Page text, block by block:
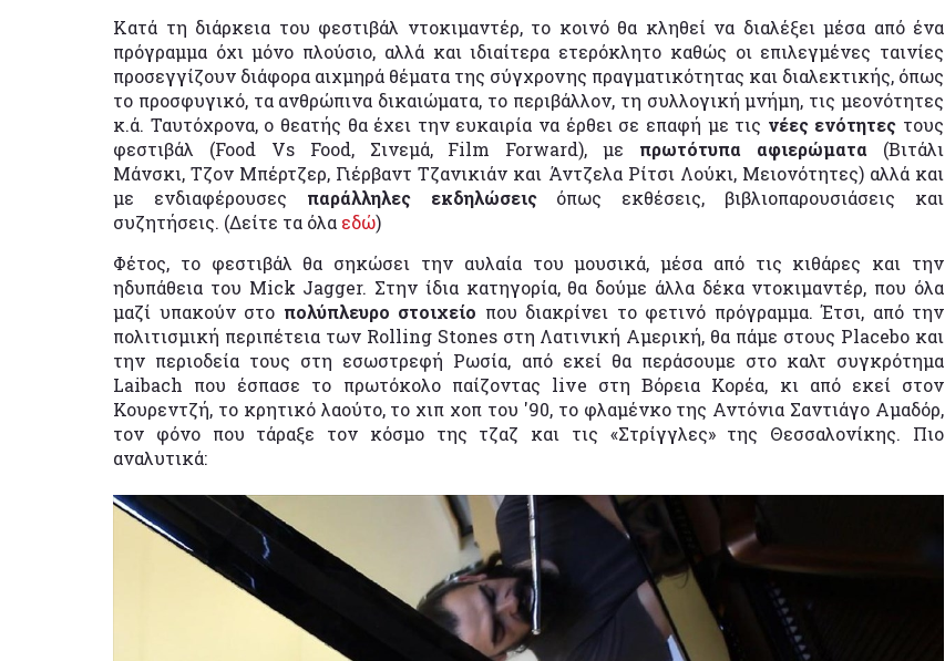
Κατά τη διάρκεια του φεστιβάλ ντοκιμαντέρ, το κοινό θα κληθεί να διαλέξει μέσα από ένα
πρόγραμμα όχι μόνο πλούσιο, αλλά και ιδιαίτερα ετερόκλητο καθώς οι επιλεγμένες ταινίες
προσεγγίζουν διάφορα αιχμηρά θέματα της σύγχρονης πραγματικότητας και διαλεκτικής, όπως
το προσφυγικό, τα ανθρώπινα δικαιώματα, το περιβάλλον, τη συλλογική μνήμη, τις μεονότητες
κ.ά. Ταυτόχρονα, ο θεατής θα έχει την ευκαιρία να έρθει σε επαφή με τις νέες ενότητες τους
φεστιβάλ (Food Vs Food, Σινεμά, Film Forward), με πρωτότυπα αφιερώματα (Βιτάλι
Μάνσκι, Τζον Μπέρτζερ, Γιέρβαντ Τζανικιάν και Άντζελα Ρίτσι Λούκι, Μειονότητες) αλλά και
με ενδιαφέρουσες παράλληλες εκδηλώσειςόπως εκθέσεις, βιβλιοπαρουσιάσεις και
συζητήσεις. (Δείτε τα όλα εδώ)
Φέτος, το φεστιβάλ θα σηκώσει την αυλαία του μουσικά, μέσα από τις κιθάρες και την
ηδυπάθεια του Mick Jagger. Στην ίδια κατηγορία, θα δούμε άλλα δέκα ντοκιμαντέρ, που όλα
μαζί υπακούν στο πολύπλευρο στοιχείο που διακρίνει το φετινό πρόγραμμα. Έτσι, από την
πολιτισμική περιπέτεια των Rolling Stones στη Λατινική Αμερική, θα πάμε στους Placebo και
την περιοδεία τους στη εσωστρεφή Ρωσία, από εκεί θα περάσουμε στο καλτ συγκρότημα
Laibach που έσπασε το πρωτόκολο παίζοντας live στη Βόρεια Κορέα, κι από εκεί στον
Κουρεντζή, το κρητικό λαούτο, το χιπ χοπ του '90, το φλαμένκο της Αντόνια Σαντιάγο Αμαδόρ,
τον φόνο που τάραξε τον κόσμο της τζαζ και τις «Στρίγγλες» της Θεσσαλονίκης. Πιο
αναλυτικά: